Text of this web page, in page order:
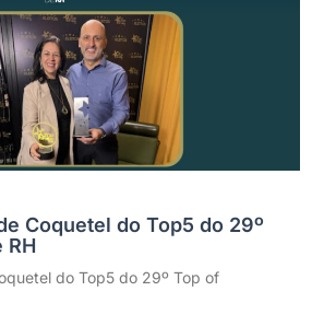
Coquetel do Top5 do 29º
RH
do Top5 do 29º Top of